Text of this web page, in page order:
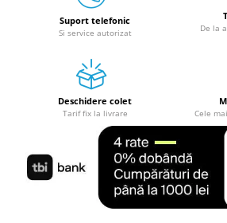
Granulatoare
Mori pentru cereale
Mori pentru furaje
Mori pentru furaje si resturi
Motoare granulatoare
Piese si accesorii mori
Tocatoare furaje si crengi
Tocatoare furaje
Suport telefonic
Si service autorizat
De la
Deschidere colet
Tarif fix la livrare Cele